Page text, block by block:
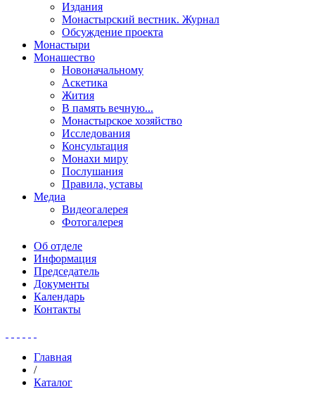
Издания
Монастырский вестник. Журнал
Обсуждение проекта
Монастыри
Монашество
Новоначальному
Аскетика
Жития
В память вечную...
Монастырское хозяйство
Исследования
Консультация
Монахи миру
Послушания
Правила, уставы
Медиа
Видеогалерея
Фотогалерея
Об отделе
Информация
Председатель
Документы
Календарь
Контакты
Главная
/
Каталог